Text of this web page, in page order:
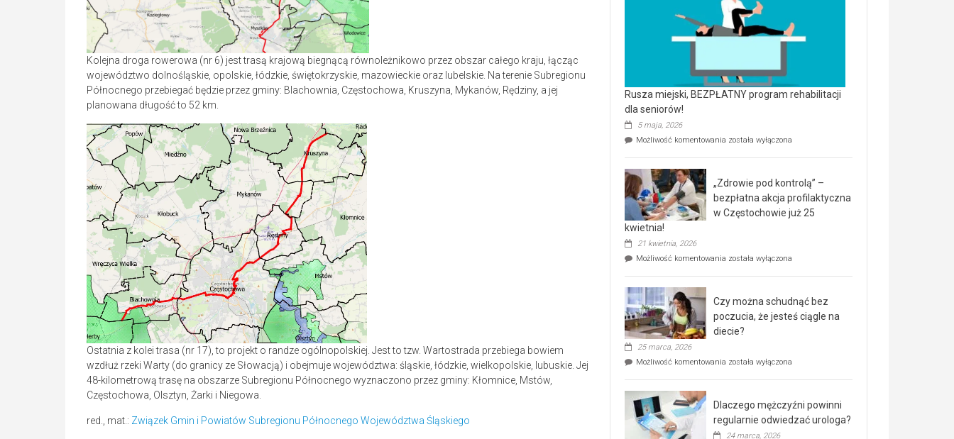
Kolejna droga rowerowa (nr 6) jest trasą krajową biegnącą równoleżnikowo przez obszar całego kraju, łącząc
województwo dolnośląskie, opolskie, łódzkie, świętokrzyskie, mazowieckie oraz lubelskie. Na terenie Subregionu
Północnego przebiegać będzie przez gminy: Blachownia, Częstochowa, Kruszyna, Mykanów, Rędziny, a jej
planowana długość to 52 km.
Ostatnia z kolei trasa (nr 17), to projekt o randze ogólnopolskiej. Jest to tzw. Wartostrada przebiega bowiem
wzdłuż rzeki Warty (do granicy ze Słowacją) i obejmuje województwa: śląskie, łódzkie, wielkopolskie, lubuskie. Jej
48-kilometrową trasę na obszarze Subregionu Północnego wyznaczono przez gminy: Kłomnice, Mstów,
Częstochowa, Olsztyn, Żarki i Niegowa.
red., mat.: Związek Gmin i Powiatów Subregionu Północnego Województwa Śląskiego
Rusza miejski, BEZPŁATNY program rehabilitacji
dla seniorów!
5 maja, 2026
Możliwość komentowania Rusza
rehabilitacji
dla
seniorów!
została wyłączona
„Zdrowie pod kontrolą” –
bezpłatna akcja profilaktyczna
w Częstochowie już 25
kwietnia!
21 kwietnia, 2026
Możliwość komentowania „Zdrowie
bezpłatna
akcja
profilaktyczna
w
już
kwietnia!
została wyłączona
Czy można schudnąć bez
poczucia, że jesteś ciągle na
diecie?
25 marca, 2026
Możliwość komentowania Czy
poczucia,
że
została wyłączona
Dlaczego mężczyźni powinni
regularnie odwiedzać urologa?
24 marca, 2026